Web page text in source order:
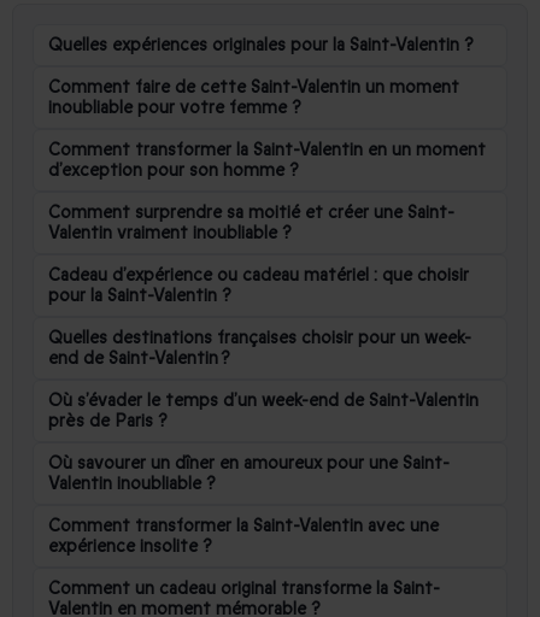
Quelles expériences originales pour la Saint-Valentin ?
Comment faire de cette Saint-Valentin un moment
inoubliable pour votre femme ?
Comment transformer la Saint-Valentin en un moment
d’exception pour son homme ?
Comment surprendre sa moitié et créer une Saint-
Valentin vraiment inoubliable ?
Cadeau d’expérience ou cadeau matériel : que choisir
pour la Saint-Valentin ?
Quelles destinations françaises choisir pour un week-
end de Saint-Valentin ?
Où s’évader le temps d’un week-end de Saint-Valentin
près de Paris ?
Où savourer un dîner en amoureux pour une Saint-
Valentin inoubliable ?
Comment transformer la Saint-Valentin avec une
expérience insolite ?
Comment un cadeau original transforme la Saint-
Valentin en moment mémorable ?